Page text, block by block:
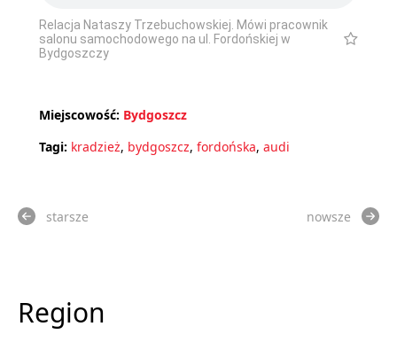
Relacja Nataszy Trzebuchowskiej. Mówi pracownik
salonu samochodowego na ul. Fordońskiej w
Bydgoszczy
Miejscowość: Bydgoszcz
Tagi: kradzież, bydgoszcz, fordońska, audi
starsze nowsze
Region